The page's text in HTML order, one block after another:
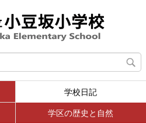
学校日記
学区の歴史と自然